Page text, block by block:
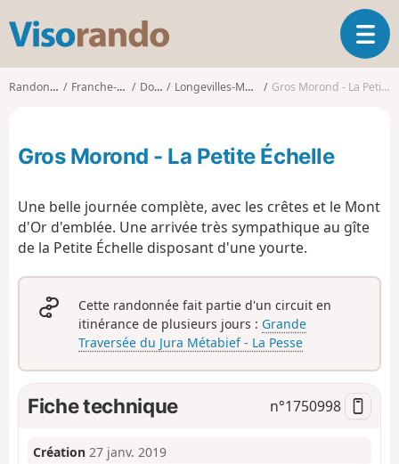
s
o
d
O
u
v
a
v
Randonnées Franche-Comté Doubs Longevilles-Mont-d'Or Gros Morond - La Petite Échelle
Gros Morond - La Petite Échelle
Une belle journée complète, avec les crêtes et le Mont
d'Or d'emblée. Une arrivée très sympathique au gîte
de la Petite Échelle disposant d'une yourte.
Cette randonnée fait partie d'un circuit en
itinérance de plusieurs jours : Grande
Traversée du Jura Métabief - La Pesse
Fiche technique n°1750998
Création 27 janv. 2019